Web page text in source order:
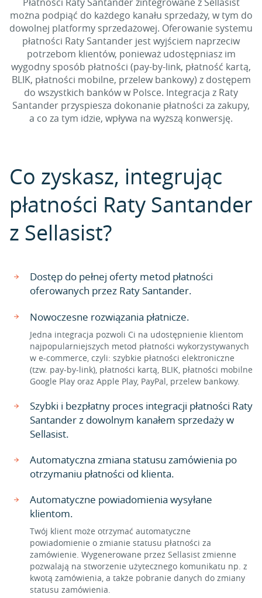
można podpiąć do każdego kanału sprzedaży, w tym do
dowolnej platformy sprzedażowej. Oferowanie systemu
płatności Raty Santander jest wyjściem naprzeciw
potrzebom klientów, ponieważ udostępniasz im
wygodny sposób płatności (pay-by-link, płatność kartą,
BLIK, płatności mobilne, przelew bankowy) z dostępem
do wszystkich banków w Polsce. Integracja z Raty
Santander przyspiesza dokonanie płatności za zakupy,
a co za tym idzie, wpływa na wyższą konwersję.
Co zyskasz, integrując
płatności Raty Santander
z Sellasist?
Dostęp do pełnej oferty metod płatności
oferowanych przez Raty Santander.
Nowoczesne rozwiązania płatnicze.
Jedna integracja pozwoli Ci na udostępnienie klientom
najpopularniejszych metod płatności wykorzystywanych
w e-commerce, czyli: szybkie płatności elektroniczne
(tzw. pay-by-link), płatności kartą, BLIK, płatności mobilne
Google Play oraz Apple Play, PayPal, przelew bankowy.
Szybki i bezpłatny proces integracji płatności Raty
Santander z dowolnym kanałem sprzedaży w
Sellasist.
Automatyczna zmiana statusu zamówienia po
otrzymaniu płatności od klienta.
Automatyczne powiadomienia wysyłane
klientom.
Twój klient może otrzymać automatyczne
powiadomienie o zmianie statusu płatności za
zamówienie. Wygenerowane przez Sellasist zmienne
pozwalają na stworzenie użytecznego komunikatu np. z
kwotą zamówienia, a także pobranie danych do zmiany
statusu zamówienia.